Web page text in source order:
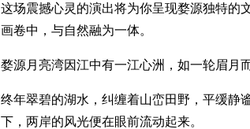
这场震撼心灵的演出将为你呈现婺源独特的
画卷中，与自然融为一体。
婺源月亮湾因江中有一江心洲，如一轮眉月
终年翠碧的湖水，纠缠着山峦田野，平缓静
下，两岸的风光便在眼前流动起来。